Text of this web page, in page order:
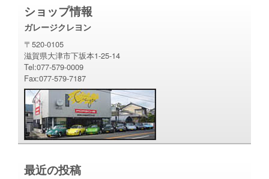
ショップ情報
ガレージクレヨン
〒520-0105
滋賀県大津市下坂本1-25-14
Tel:077-579-0009
Fax:077-579-7187
最近の投稿